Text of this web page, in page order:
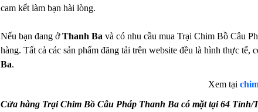
cam kết làm bạn hài lòng.
Nếu bạn đang ởThanh Ba và có nhu cầu mua Trại Chim Bồ Câu
hàng. Tất cả các sản phẩm đăng tải trên website đều là hình thực tế,
Ba.
Xem tại
Cửa hàng Trại Chim Bồ Câu Pháp Thanh Ba có mặt tại 64 Tỉnh/